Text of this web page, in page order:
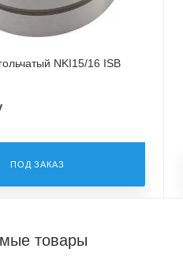
NKI15/16 ISB
ПОД ЗАКАЗ
товары